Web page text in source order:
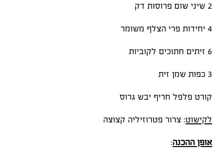
2 שיני שום פרוסות דק
4 יחידות פרי הצלף משומר
6 זיתים חתוכים לקוביות
3 כפות שמן זית
קורט פלפל חריף יבש גרוס
לקישוט: צרור פטרוזיליה קצוצה
אופן ההכנה: